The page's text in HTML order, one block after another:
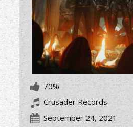
70%
Crusader Records
September 24, 2021